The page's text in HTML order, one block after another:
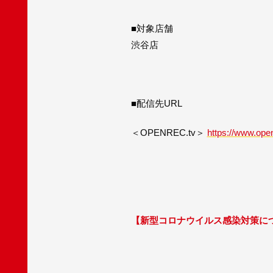
■対象店舗
渋谷店
■配信先URL
＜OPENREC.tv＞ https://
【新型コロナウイルス感染対策